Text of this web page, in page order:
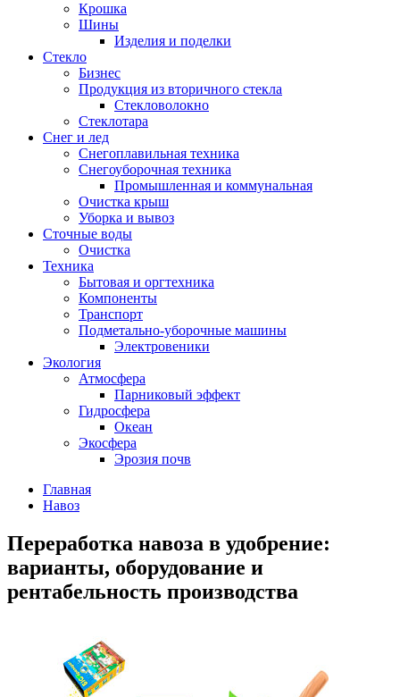
Крошка
Шины
Изделия и поделки
Стекло
Бизнес
Продукция из вторичного стекла
Стекловолокно
Стеклотара
Снег и лед
Снегоплавильная техника
Снегоуборочная техника
Промышленная и коммунальная
Очистка крыш
Уборка и вывоз
Сточные воды
Очистка
Техника
Бытовая и оргтехника
Компоненты
Транспорт
Подметально-уборочные машины
Электровеники
Экология
Атмосфера
Парниковый эффект
Гидросфера
Океан
Экосфера
Эрозия почв
Главная
Навоз
Переработка навоза в удобрение:
варианты, оборудование и
рентабельность производства